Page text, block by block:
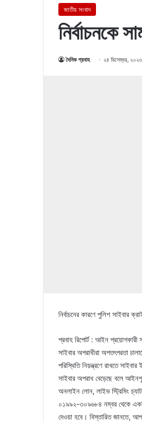
জাতীয় সংবাদ
নির্বাচনকে
দৈনিক প্রবাহ ২৪ ডিসেম্বর, ২০২৩
নির্বাচনের কারণে পুলিশ সাইবার
প্রবাহ রিপোর্ট : আইন প্রয়োগকারী
সাইবার অপরাধীরা অপতৎপরতা
পরিস্থিতি নিয়ন্ত্রণে রাখতে
সাইবার অপরাধ বেড়েছে বলে
অনলাইন লোন, লাইভ স্ট্রিমিং
০১৯৯২-৩০৯৬৮৪ নম্বর থেকে
দেওয়া হবে। বিস্তারিত জানতে,